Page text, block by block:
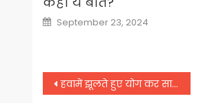
Posted
on
September 23, 2024
Post
हवामें झूलते हुए योग कर साराने किया हैरान